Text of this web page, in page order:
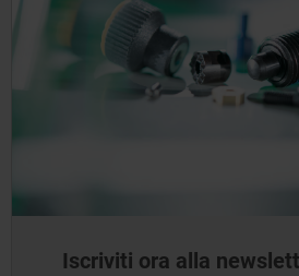
Iscriviti ora alla